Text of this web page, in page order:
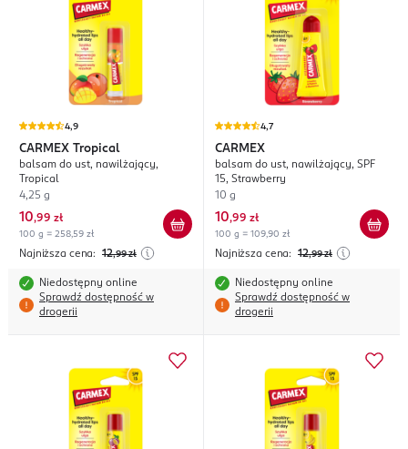
4,9
CARMEX Tropical
balsam do ust, nawilżający,
Tropical
4,25 g
10,99 zł
100 g = 258,59 zł
Najniższa cena: 12,99 zł
Niedostępny online
Sprawdź dostępność w
drogerii
4,7
CARMEX
balsam do ust, nawilżający, SPF
15, Strawberry
10 g
10,99 zł
100 g = 109,90 zł
Najniższa cena: 12,99 zł
Niedostępny online
Sprawdź dostępność w
drogerii